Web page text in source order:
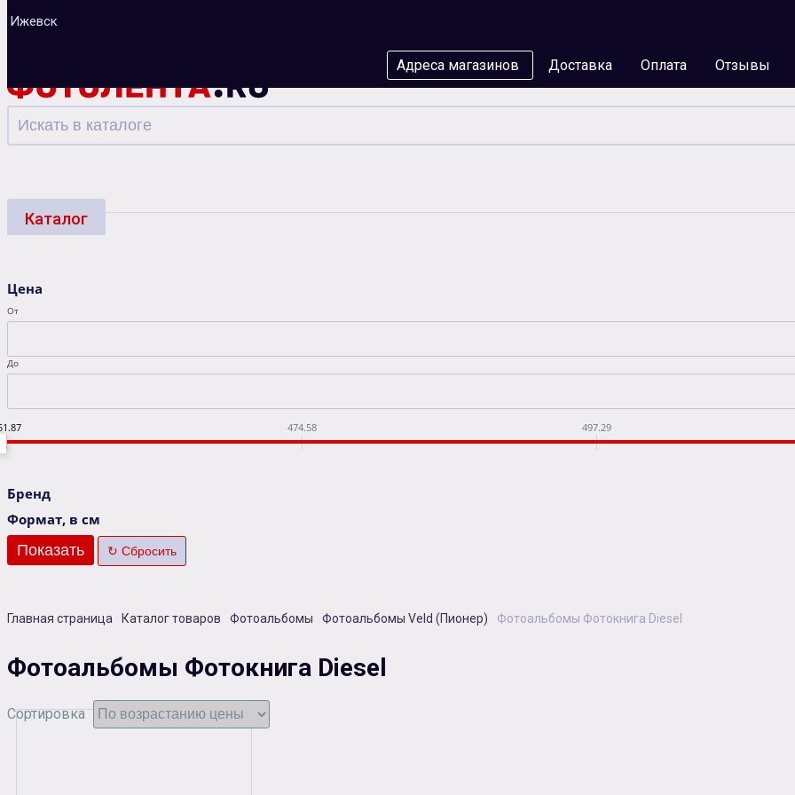
Ижевск
Адреса магазинов Доставка Оплата Отзывы
Каталог
Цена
От
До
474.58 497.29
Бренд
Формат, в см
Главная страница Каталог товаров Фотоальбомы Фотоальбомы Veld (Пионер) Фотоальбомы Фотокнига Diesel
Фотоальбомы Фотокнига Diesel
Сортировка